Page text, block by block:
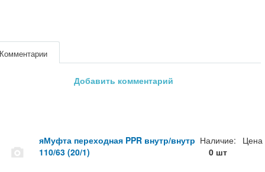
Добавить комментарий
яМуфта переходная PPR внутр/внутр
110/63 (20/1)
Наличие:
0 шт
Цена